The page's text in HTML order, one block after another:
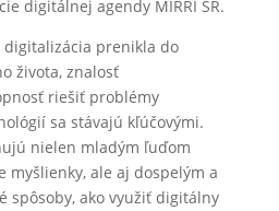
digitálnej agendy MIRRI SR.
digitalizácia prenikla do
života, znalosť
riešiť problémy
sa stávajú kľúčovými.
nielen mladým ľuďom
myšlienky, ale aj dospelým a
spôsoby, ako využiť digitálny